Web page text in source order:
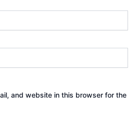
and website in this browser for the